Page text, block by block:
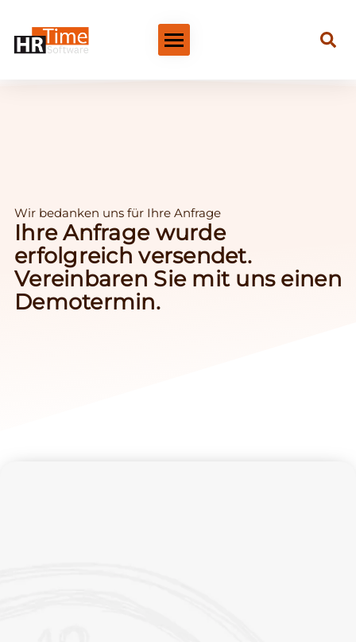
Wir bedanken uns für Ihre Anfrage
Ihre Anfrage wurde
erfolgreich versendet.
Vereinbaren Sie mit uns einen
Demotermin.